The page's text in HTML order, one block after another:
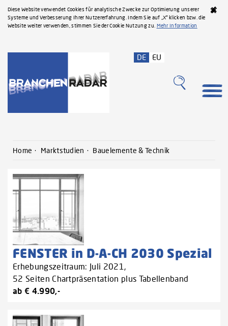
Diese Website verwendet Cookies für analytische Zwecke zur Optimierung unserer
Systeme und Verbesserung Ihrer Nutzererfahrung. Indem Sie auf „X“ klicken bzw. die
Website weiter verwenden, stimmen Sie der Cookie Nutzung zu. Mehr Information
DE EU
Home Marktstudien Bauelemente & Technik
FENSTER in D-A-CH 2030 Spezial
Erhebungszeitraum: Juli 2021,
52 Seiten Chartpräsentation plus Tabellenband
ab € 4.990,-